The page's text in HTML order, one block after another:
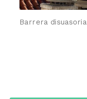
Barrera disuasoria